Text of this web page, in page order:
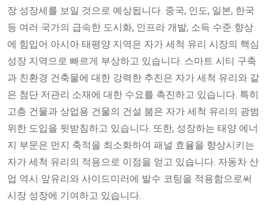
장 성장세를 보일 것으로 예상됩니다. 중국, 인도, 일본, 한국
등 여러 국가의 급속한 도시화, 인프라 개발, 소득 수준 향상
에 힘입어 아시아 태평양 지역은 자가 세척 유리 시장의 핵심
성장 지역으로 빠르게 부상하고 있습니다. 스마트 시티 구축
과 친환경 건축물에 대한 강력한 추진은 자가 세척 유리와 같
은 첨단 저관리 소재에 대한 수요를 촉진하고 있습니다. 특히
고층 건물과 상업용 건물의 건설 붐은 자가 세척 유리의 광범
위한 도입을 뒷받침하고 있습니다. 또한, 성장하는 태양 에너
지 부문은 먼지 축적을 최소화하여 패널 효율을 향상시키는
자가 세척 유리의 적용으로 이점을 얻고 있습니다. 자동차 산
업 역시 앞유리와 사이드미러에 발수 코팅을 적용함으로써
시장 성장에 기여하고 있습니다.